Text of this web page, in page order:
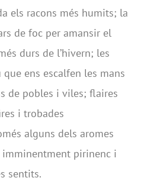
els racons més humits; la
de foc per amansir el
durs de l’hivern; les
ens escalfen les mans
de pobles i viles; flaires
i trobades
alguns dels aromes
imminentment pirinenc i
sentits.